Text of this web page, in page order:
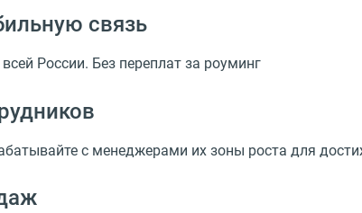
связь
России. Без переплат за роуминг
с менеджерами их зоны роста для